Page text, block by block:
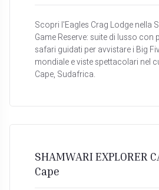
Scopri l'Eagles Crag Lodge nella
Game Reserve: suite di lusso con
safari guidati per avvistare i Big
mondiale e viste spettacolari nel
Cape, Sudafrica.
SHAMWARI EXPLORER
Cape